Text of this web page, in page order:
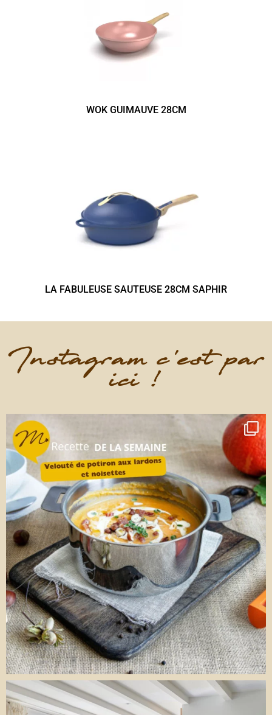
WOK GUIMAUVE 28CM
LA FABULEUSE SAUTEUSE 28CM SAPHIR
Instagram c'est par
ici !